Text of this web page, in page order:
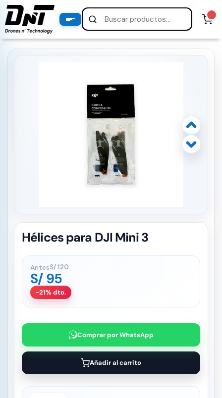
Hélices para DJI Mini 3
AntesS/120
S/ 95
-21% dto.
Comprar por WhatsApp
Añadir al carrito
PRODUCTOS
productos destacados